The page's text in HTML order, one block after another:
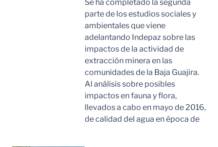
Se ha completado la segunda
parte de los estudios sociales y
ambientales que viene
adelantando Indepaz sobre las
impactos de la actividad de
extracción minera en las
comunidades de la Baja Guajira.
Al análisis sobre posibles
impactos en fauna y flora,
llevados a cabo en mayo de 2016,
de calidad del agua en época de